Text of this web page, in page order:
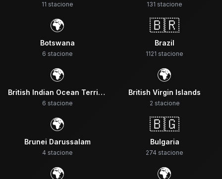
11 stacione 131 stacione
🌍
Botswana
6 stacione
🇧🇷
Brazil
1121 stacione
🌍
British Indian Ocean Territory
6 stacione
🌍
British Virgin Islands
2 stacione
🌍
Brunei Darussalam
4 stacione
🇧🇬
Bulgaria
274 stacione
🌍 🌍